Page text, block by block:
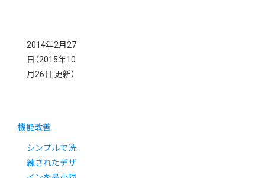
2014年2月27
日 （2015年10
月26日 更新）
機能改善
シンプルで洗
練されたデザ